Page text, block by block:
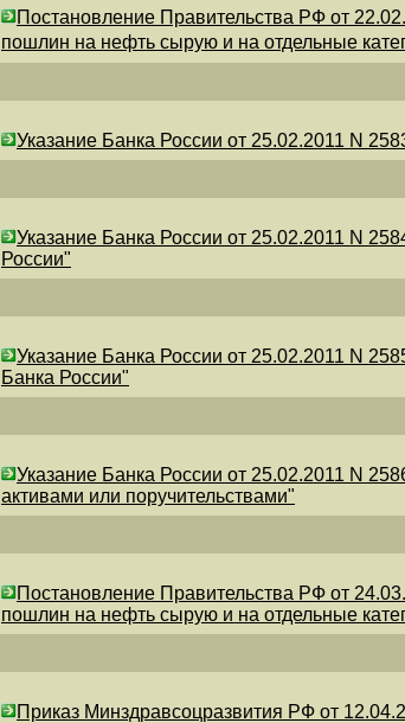
Постановление Правительства РФ от
пошлин на нефть сырую и на отдельные
Указание Банка России от 25.02.2011 N
Указание Банка России от 25.02.2011 N
России"
Указание Банка России от 25.02.2011 N
Банка России"
Указание Банка России от 25.02.2011 N
активами или поручительствами"
Постановление Правительства РФ от
пошлин на нефть сырую и на отдельные
Приказ Минздравсоцразвития РФ от